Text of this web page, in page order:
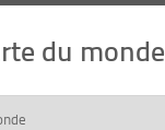
du monde